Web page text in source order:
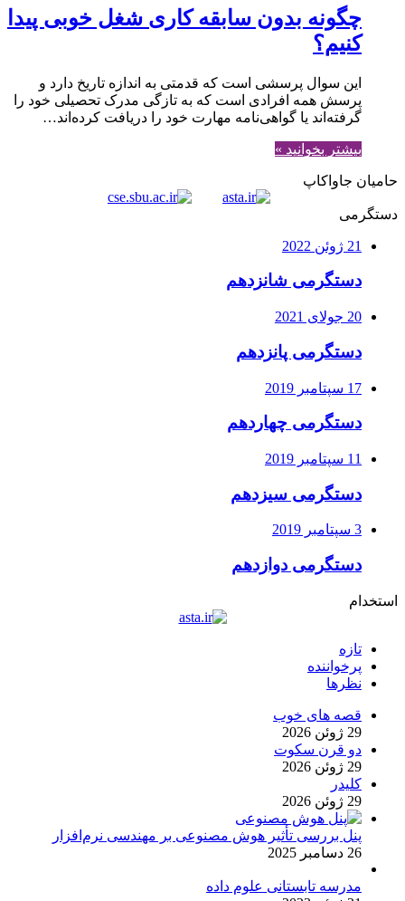
چگونه بدون سابقه کاری شغل خوبی پیدا
کنیم؟
این سوال پرسشی است که قدمتی به اندازه تاریخ دارد و
پرسش همه افرادی است که به تازگی مدرک تحصیلی خود را
گرفته‌اند یا گواهی‌نامه مهارت خود را دریافت کرده‌اند…
بیشتر بخوانید »
حامیان جاواکاپ
دستگرمی
21 ژوئن 2022
دستگرمی شانزدهم
20 جولای 2021
دستگرمی پانزدهم
17 سپتامبر 2019
دستگرمی چهاردهم
11 سپتامبر 2019
دستگرمی سیزدهم
3 سپتامبر 2019
دستگرمی دوازدهم
استخدام
تازه
پرخواننده
نظرها
قصه های خوب
29 ژوئن 2026
دو قرن سکوت
29 ژوئن 2026
کلیدر
29 ژوئن 2026
پنل بررسی تأثیر هوش مصنوعی بر مهندسی نرم‌افزار
26 دسامبر 2025
مدرسه تابستانی علوم داده